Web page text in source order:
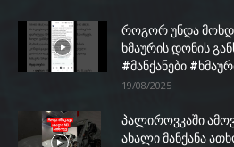
როგორ უნდა
ხმაურის დონის
#მანქანები
19/08/2025
პალიროვკაში
ახალი მანქანა